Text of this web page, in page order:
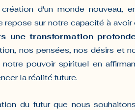
d'un monde nouveau,
repose sur notre capacité à avoir
une transformation
nos pensées, nos désirs et
pouvoir spirituel en
la réalité future.
du futur que nous